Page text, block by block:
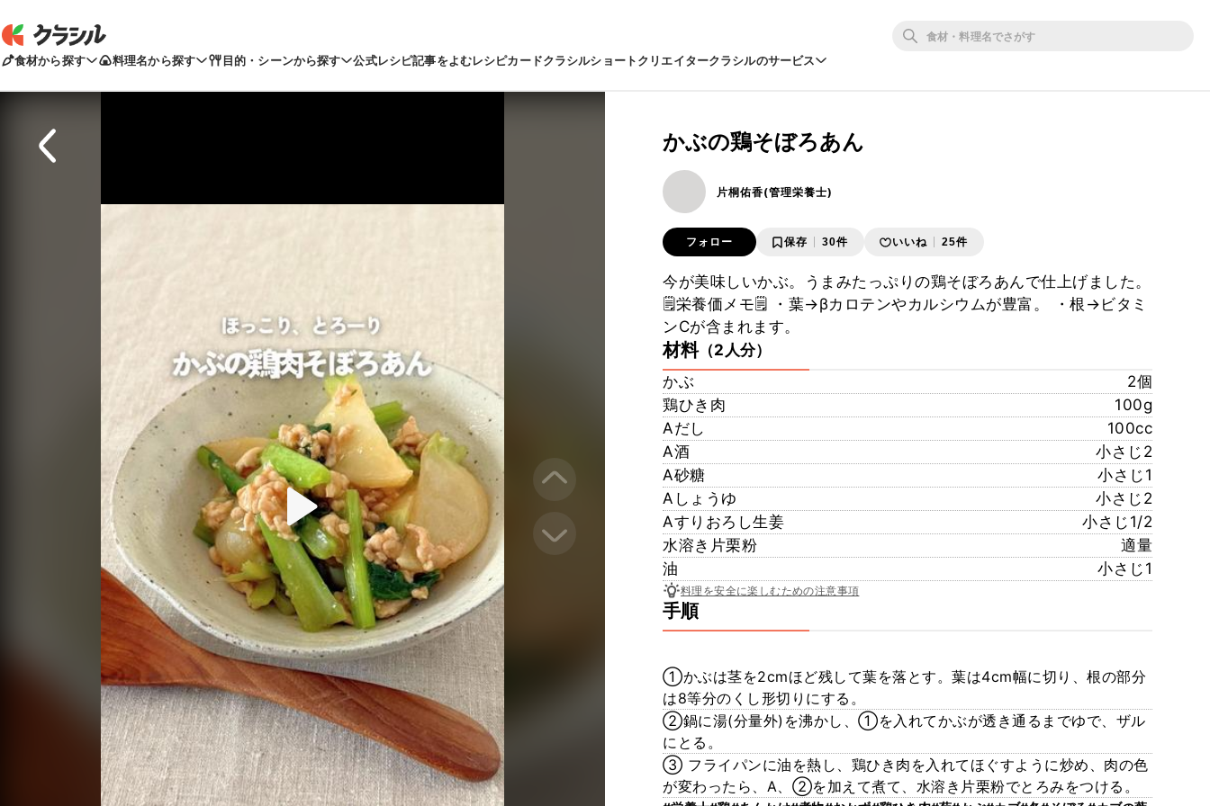
食材から探す 料理名から探す 目的・シーンから探す 公式レシピ記事をよむレシピカードクラシルショートクリエイタークラシルのサービス
かぶの鶏そぼろあん
片桐佑香(管理栄養士)
フォロー 保存 30件 いいね 25件
今が美味しいかぶ。うまみたっぷりの鶏そぼろあんで仕上げました。
🗒栄養価メモ🗒 ・葉→βカロテンやカルシウムが豊富。 ・根→ビタミ
ンCが含まれます。
材料（2人分）
かぶ
2個
鶏ひき肉
100g
Aだし
100cc
A酒
小さじ2
A砂糖
小さじ1
Aしょうゆ
小さじ2
Aすりおろし生姜
小さじ1/2
水溶き片栗粉
適量
油
小さじ1
料理を安全に楽しむための注意事項
手順
①かぶは茎を2cmほど残して葉を落とす。葉は4cm幅に切り、根の部分
は8等分のくし形切りにする。
②鍋に湯(分量外)を沸かし、①を入れてかぶが透き通るまでゆで、ザル
にとる。
③ フライパンに油を熱し、鶏ひき肉を入れてほぐすように炒め、肉の色
が変わったら、A、②を加えて煮て、水溶き片栗粉でとろみをつける。